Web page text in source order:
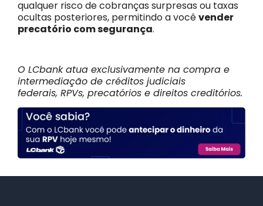
qualquer risco de cobranças surpresas ou taxas
ocultas posteriores, permitindo a vocêvender
precatório com segurança.
O LCbank atua exclusivamente na compra e
intermediação de créditos judiciais
federais, RPVs, precatórios e direitos creditórios.